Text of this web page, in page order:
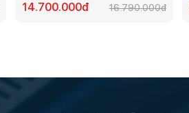
14.700.000đ
16.790.000đ